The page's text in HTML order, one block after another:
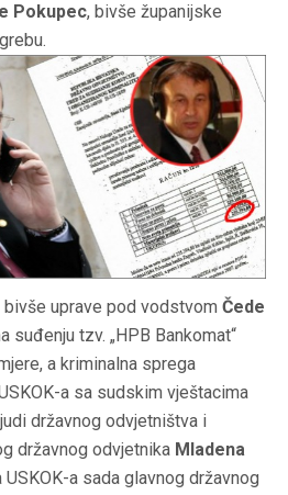
Pokupec, bivše županijske
uprave pod vodstvom Čede
suđenju tzv. „HPB Bankomat“
a kriminalna sprega
a sa sudskim vještacima
državnog odvjetništva i
državnog odvjetnika Mladena
a sada glavnog državnog